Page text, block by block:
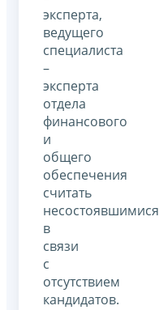
эксперта,
ведущего
специалиста
–
эксперта
отдела
финансового
и
общего
обеспечения
считать
несостоявшимися
в
связи
с
отсутствием
кандидатов.